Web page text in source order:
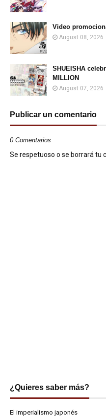
Video
August 08, 2026
SHUEISHA
MILLION
August 07, 2026
Publicar un comentario
0 Comentarios
Se respetuoso o se borrará tu
¿Quieres saber más?
El imperialismo japonés